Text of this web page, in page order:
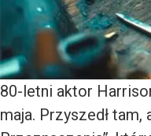
80-letni aktor
maja. Przyszedł